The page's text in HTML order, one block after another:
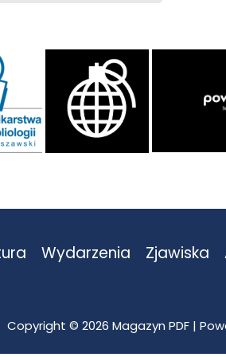
Wydarzenia Zjawiska
Copyright © 2026 Magazyn PDF |